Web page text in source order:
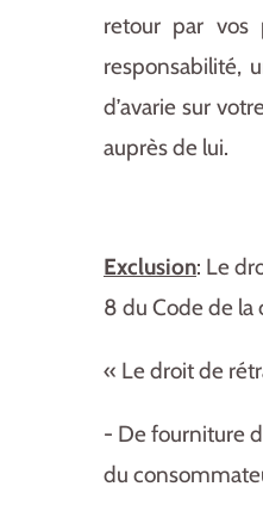
retour par vos
responsabilité,
d’avarie sur
auprès de lui.
Exclusion: Le
8 du Code de
« Le droit de
- De fourniture
du